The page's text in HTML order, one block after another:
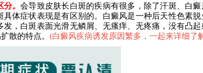
分。会导致皮肤长白斑的疾病有很多，除了汗斑、白癜
体症状表现是有区别的。白癜风是一种后天性色素脱
，白斑表面光滑无鳞屑、无瘙痒、无疼痛，没有凸起
散的特点。 (白癜风疾病诱发原因繁多，一起来详细了